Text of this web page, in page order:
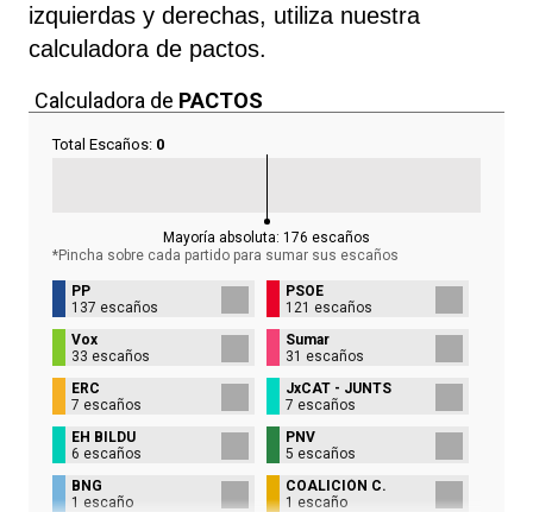
izquierdas y derechas, utiliza nuestra
calculadora de pactos.
Calculadora de PACTOS
Total Escaños: 0
Mayoría absoluta: 176 escaños
*Pincha sobre cada partido para sumar sus escaños
PP
137 escaños
PSOE
121 escaños
Vox
33 escaños
Sumar
31 escaños
ERC
7 escaños
JxCAT - JUNTS
7 escaños
EH BILDU
6 escaños
PNV
5 escaños
BNG
1 escaño
COALICIÓN C.
1 escaño